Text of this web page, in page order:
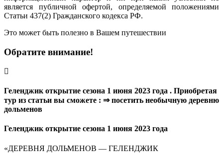
является публичной офертой, определяемой положениями
Статьи 437(2) Гражданского кодекса РФ.
Это может быть полезно в Вашем путешествии
Обратите внимание!
Геленджик открытие сезона 1 июня 2023 года . Приобретая
тур из статьи вы сможете : ⇒ посетить необычную деревню
дольменов
Геленджик открытие сезона 1 июня 2023 года
«ДЕРЕВНЯ ДОЛЬМЕНОВ — ГЕЛЕНДЖИК